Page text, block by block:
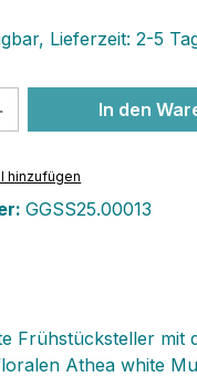
Lieferzeit: 2-5
Gib den
In den
hinzufügen
GGSS25.00013
Frühstücksteller mit
Athea white